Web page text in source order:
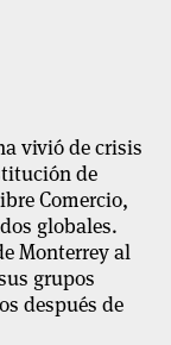
vivió de crisis
de
Comercio,
globales.
Monterrey al
grupos
después de